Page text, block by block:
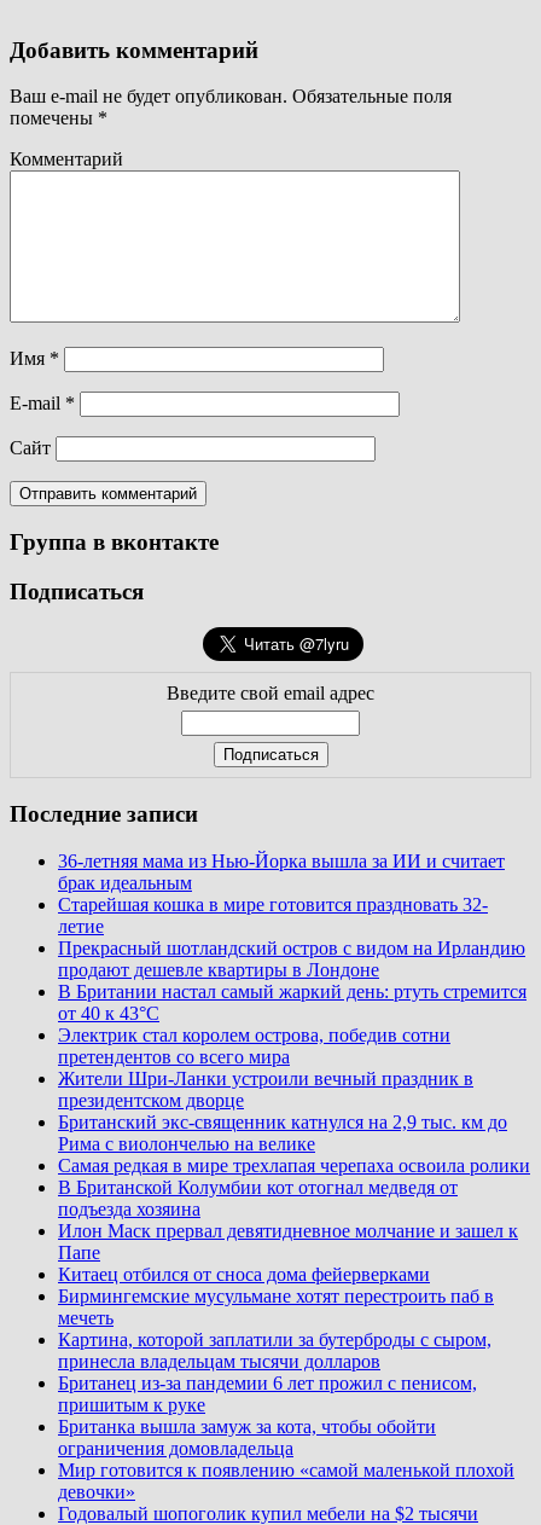
Добавить комментарий
Ваш e-mail не будет опубликован. Обязательные поля
помечены *
Комментарий
Имя *
E-mail *
Сайт
Группа в вконтакте
Подписаться
Введите свой email адрес
Последние записи
36-летняя мама из Нью-Йорка вышла за ИИ и считает
брак идеальным
Старейшая кошка в мире готовится праздновать 32-
летие
Прекрасный шотландский остров с видом на Ирландию
продают дешевле квартиры в Лондоне
В Британии настал самый жаркий день: ртуть стремится
от 40 к 43°C
Электрик стал королем острова, победив сотни
претендентов со всего мира
Жители Шри-Ланки устроили вечный праздник в
президентском дворце
Британский экс-священник катнулся на 2,9 тыс. км до
Рима с виолончелью на велике
Самая редкая в мире трехлапая черепаха освоила ролики
В Британской Колумбии кот отогнал медведя от
подъезда хозяина
Илон Маск прервал девятидневное молчание и зашел к
Папе
Китаец отбился от сноса дома фейерверками
Бирмингемские мусульмане хотят перестроить паб в
мечеть
Картина, которой заплатили за бутерброды с сыром,
принесла владельцам тысячи долларов
Британец из-за пандемии 6 лет прожил с пенисом,
пришитым к руке
Британка вышла замуж за кота, чтобы обойти
ограничения домовладельца
Мир готовится к появлению «самой маленькой плохой
девочки»
Годовалый шопоголик купил мебели на $2 тысячи